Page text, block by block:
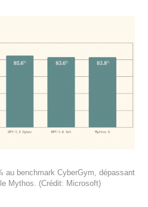
au benchmark CyberGym, dépassant
Mythos. (Crédit: Microsoft)